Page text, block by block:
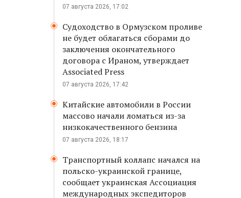
07 августа 2026, 17:02
Судоходство в Ормузском проливе
не будет облагаться сборами до
заключения окончательного
договора с Ираном, утверждает
Associated Press
07 августа 2026, 17:42
Китайские автомобили в России
массово начали ломаться из-за
низкокачественного бензина
07 августа 2026, 18:17
Транспортный коллапс начался на
польско-украинской границе,
сообщает украинская Ассоциация
международных экспедиторов